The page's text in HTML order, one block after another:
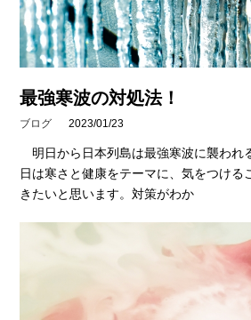
最強寒波の対処法！
ブログ 2023/01/23
明日から日本列島は最強寒波に襲われ
日は寒さと健康をテーマに、気をつける
きたいと思います。対策がわか